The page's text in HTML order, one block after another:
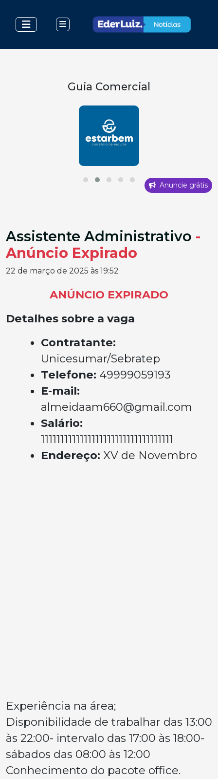
Guia Comercial
Anuncie grátis
Assistente Administrativo -
Anúncio Expirado
22 de março de 2025 às 19:52
ANÚNCIO EXPIRADO
Detalhes sobre a vaga
Contratante:
Unicesumar/Sebratep
Telefone: 49999059193
E-mail:
almeidaam660@gmail.com
Salário:
1111111111111111111111111111111111
Endereço: XV de Novembro
Experiência na área;
Disponibilidade de trabalhar das 13:00
às 22:00- intervalo das 17:00 às 18:00-
sábados das 08:00 às 12:00
Conhecimento do pacote office.